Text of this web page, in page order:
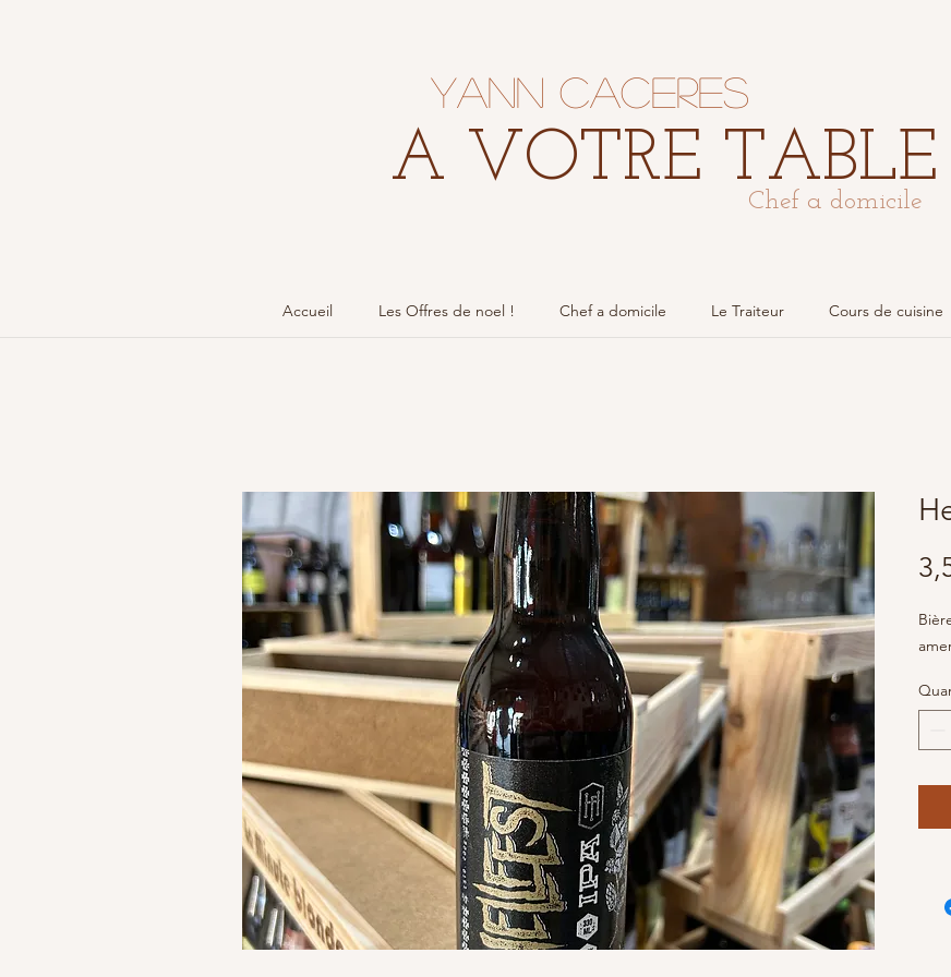
A VOTRE TABLE
Chef a domicile
Yann Caceres
Accueil Les Offres de noel ! Chef a domicile Le Traiteur Cours de cuisine